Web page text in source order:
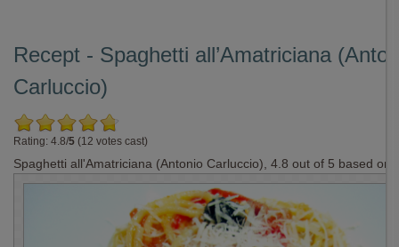
Recept - Spaghetti all’Amatriciana
Carluccio)
Rating: 4.8/5 (12 votes cast)
Spaghetti all'Amatriciana (Antonio Carluccio) 4.8 out of 5 based on